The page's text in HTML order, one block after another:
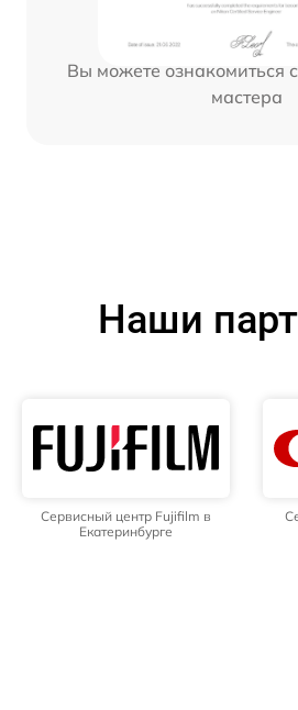
Вы можете ознакомиться
мастера
Наши
Сервисный центр Fujifilm в
Екатеринбурге